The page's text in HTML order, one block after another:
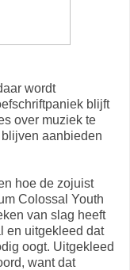
wordt
blijft
over muziek te
aanbieden
hoe de zojuist
Colossal Youth
van slag heeft
en uitgekleed dat
oogt. Uitgekleed
want dat